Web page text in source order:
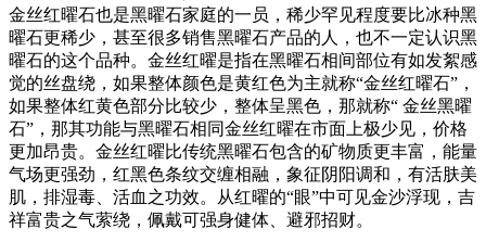
金丝红曜石也是黑曜石家庭的一员，稀少罕见程度要比冰种黑
曜石更稀少，甚至很多销售黑曜石产品的人，也不一定认识黑
曜石的这个品种。金丝红曜是指在黑曜石相间部位有如发絮感
觉的丝盘绕，如果整体颜色是黄红色为主就称“金丝红曜石”，
如果整体红黄色部分比较少，整体呈黑色，那就称“ 金丝黑曜
石”，那其功能与黑曜石相同金丝红曜在市面上极少见，价格
更加昂贵。金丝红曜比传统黑曜石包含的矿物质更丰富，能量
气场更强劲，红黑色条纹交缠相融，象征阴阳调和，有活肤美
肌，排湿毒、活血之功效。从红曜的“眼”中可见金沙浮现，吉
祥富贵之气萦绕，佩戴可强身健体、避邪招财。